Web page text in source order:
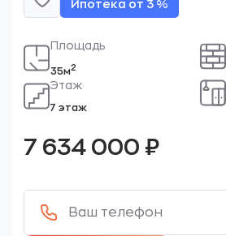
Ипотека от 3 %
Площадь
35м2
Этаж
7 этаж
7 634 000 ₽